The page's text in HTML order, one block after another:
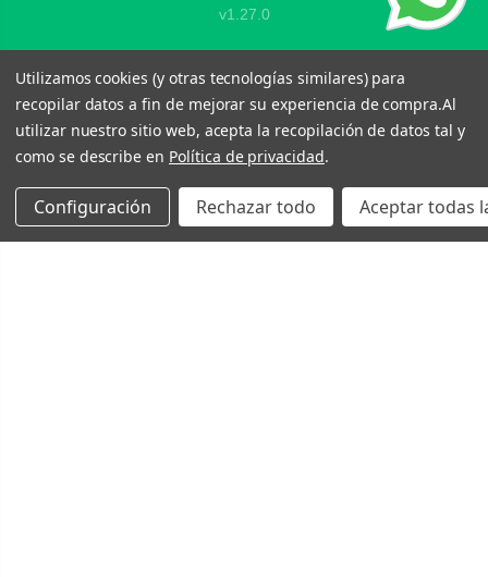
v1.27.0
Utilizamos cookies (y otras tecnologías similares) para
recopilar datos a fin de mejorar su experiencia de compra.Al
utilizar nuestro sitio web, acepta la recopilación de datos tal y
como se describe en Política de privacidad.
Configuración Rechazar todo Aceptar todas